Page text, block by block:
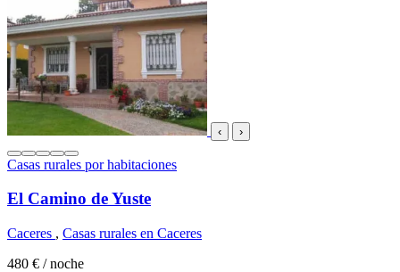
‹ ›
Casas rurales por habitaciones
El Camino de Yuste
Caceres , Casas rurales en Caceres
480 € / noche